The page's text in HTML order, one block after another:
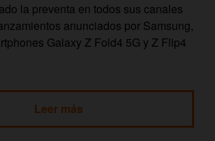
la preventa en todos sus canales
anunciados por Samsung,
Galaxy Z Fold4 5G y Z Flip4
Leer más